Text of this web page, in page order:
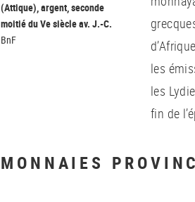
(Attique), argent, seconde
moitié du Ve siècle av. J.-C.
BnF
les
les
fin de
MONNAIES